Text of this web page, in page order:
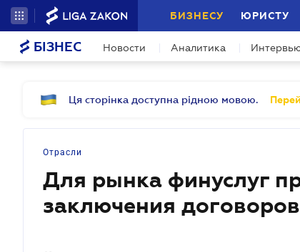
БИЗНЕСУ ЮРИСТУ
БІЗНЕС Новости Аналитика
Ця сторінка доступна рідною мовою.
Отрасли
Для рынка финуслуг
заключения